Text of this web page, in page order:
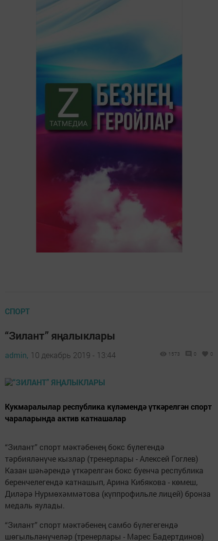
СПОРТ
“Зилант” яңалыклары
admin, 10 декабрь 2019 - 13:44 1573 0 0
Кукмаралылар республика күләмендә үткәрелгән спорт
чараларында актив катнашалар
“Зилант” спорт мәктәбенең бокс бүлегендә
тәрбияләнүче кызлар (тренерлары - Алексей Гоглев)
Казан шәһәрендә үткәрелгән бокс буенча республика
беренчелегендә катнашып, Арина Кибякова - көмеш,
Диләрә Нурмөхәммәтова (күппрофильле лицей) бронза
медаль яулады.
“Зилант” спорт мәктәбенең самбо бүлегегендә
шөгыльләнүчеләр (тренерлары - Марес Бадертдинов)